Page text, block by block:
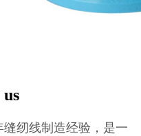
缝纫线制造经验，是一